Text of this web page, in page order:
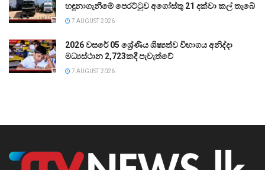
හඳුනාගැනීමේ පෙරට්ටුව අගෝස්තු 21 දක්වා කල් තැබේ
7 AUGUST 2026
2026 වසරේ 05 ශ්‍රේණිය ශිෂ්‍යත්ව විභාගය අනිද්දා
මධ්‍යස්ථාන 2,723කදී පැවැත්වේ
7 AUGUST 2026